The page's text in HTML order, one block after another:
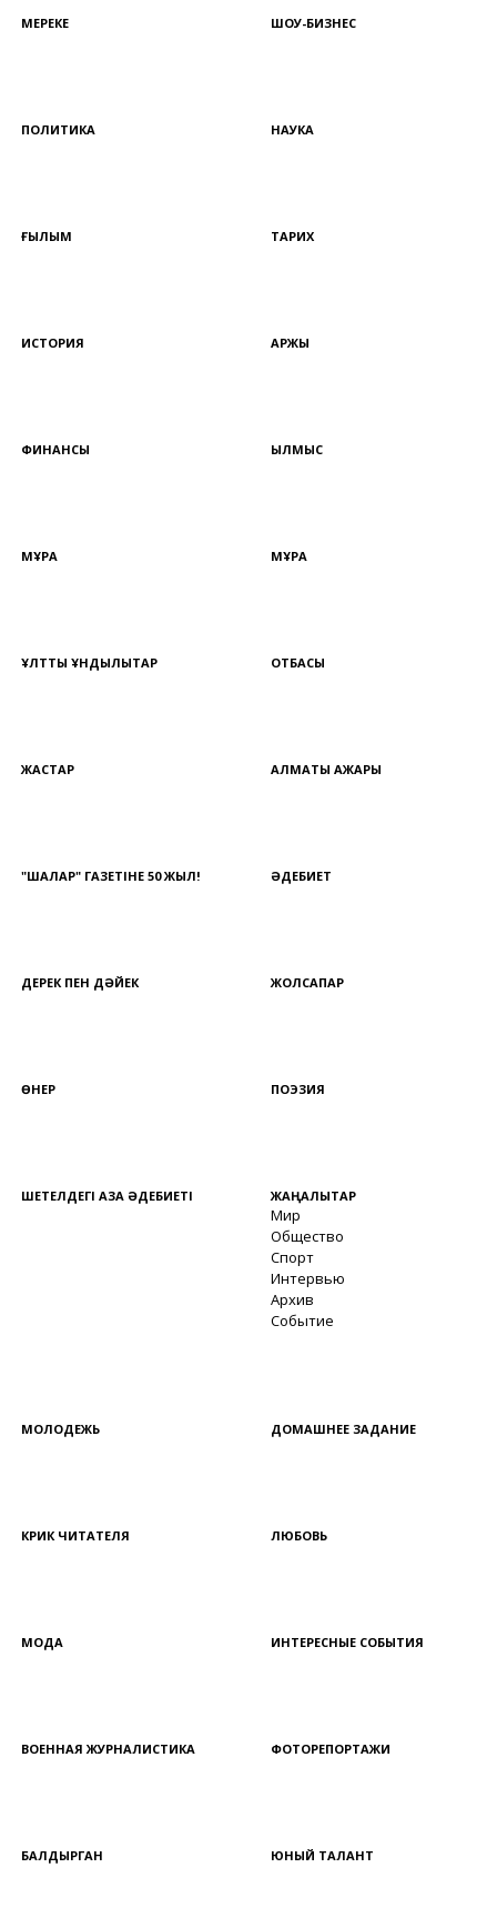
МЕРЕКЕ ШОУ-БИЗНЕС
ПОЛИТИКА НАУКА
ҒЫЛЫМ ТАРИХ
ИСТОРИЯ ҚАРЖЫ
ФИНАНСЫ ҚЫЛМЫС
МҰРА МҰРА
ҰЛТТЫҚ ҚҰНДЫЛЫҚТАР ОТБАСЫ
ЖАСТАР АЛМАТЫ АЖАРЫ
"ШАЛҚАР" ГАЗЕТІНЕ 50 ЖЫЛ! ӘДЕБИЕТ
ДЕРЕК ПЕН ДӘЙЕК ЖОЛСАПАР
ӨНЕР ПОЭЗИЯ
ШЕТЕЛДЕГІ ҚАЗАҚ ӘДЕБИЕТІ ЖАҢАЛЫҚТАР
Мир
Общество
Спорт
Интервью
Архив
Событие
МОЛОДЕЖЬ ДОМАШНЕЕ ЗАДАНИЕ
КРИК ЧИТАТЕЛЯ ЛЮБОВЬ
МОДА ИНТЕРЕСНЫЕ СОБЫТИЯ
ВОЕННАЯ ЖУРНАЛИСТИКА ФОТОРЕПОРТАЖИ
БАЛДЫРГАН ЮНЫЙ ТАЛАНТ